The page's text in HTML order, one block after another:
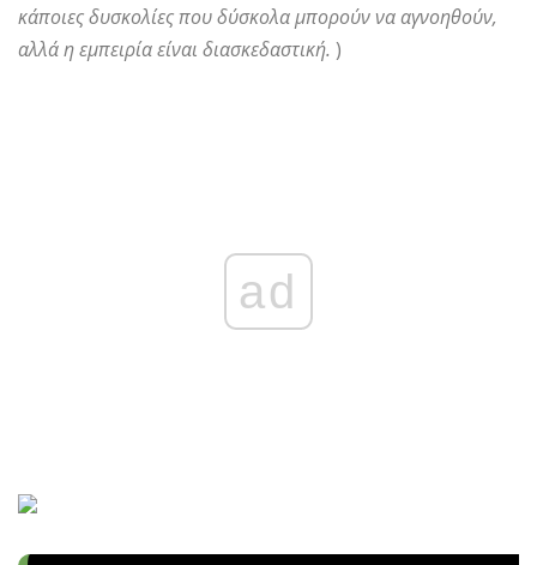
κάποιες δυσκολίες που δύσκολα μπορούν να αγνοηθούν,
αλλά η εμπειρία είναι διασκεδαστική. )
ad